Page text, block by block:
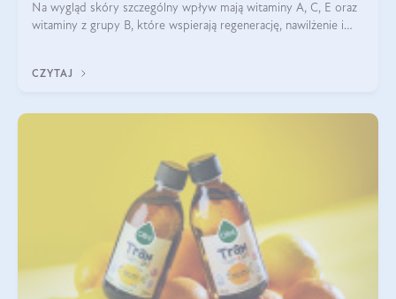
Na wygląd skóry szczególny wpływ mają witaminy A, C, E oraz
witaminy z grupy B, które wspierają regenerację, nawilżenie i
CZYTAJ